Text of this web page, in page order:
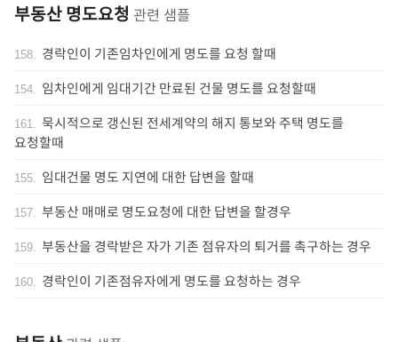
부동산 명도요청 관련 샘플
158. 경락인이 기존임차인에게 명도를 요청 할때
154. 임차인에게 임대기간 만료된 건물 명도를 요청할때
161. 묵시적으로 갱신된 전세계약의 해지 통보와 주택 명도를
요청할때
155. 임대건물 명도 지연에 대한 답변을 할때
157. 부동산 매매로 명도요청에 대한 답변을 할경우
159. 부동산을 경락받은 자가 기존 점유자의 퇴거를 촉구하는 경우
160. 경락인이 기존점유자에게 명도를 요청하는 경우